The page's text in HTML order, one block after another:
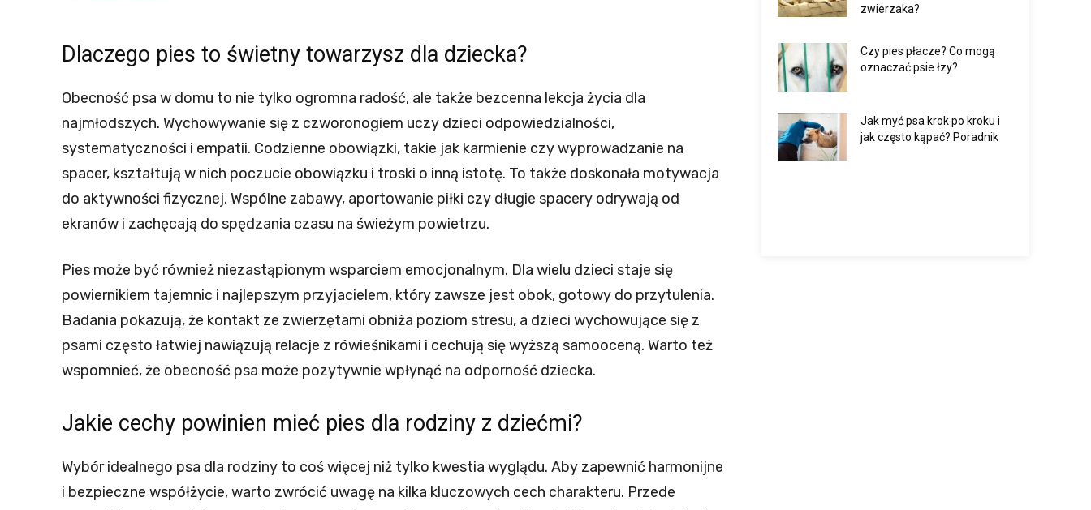
Dlaczego pies to świetny towarzysz dla dziecka?
Obecność psa w domu to nie tylko ogromna radość, ale także bezcenna lekcja życia dla
najmłodszych. Wychowywanie się z czworonogiem uczy dzieci odpowiedzialności,
systematyczności i empatii. Codzienne obowiązki, takie jak karmienie czy wyprowadzanie na
spacer, kształtują w nich poczucie obowiązku i troski o inną istotę. To także doskonała motywacja
do aktywności fizycznej. Wspólne zabawy, aportowanie piłki czy długie spacery odrywają od
ekranów i zachęcają do spędzania czasu na świeżym powietrzu.
Pies może być również niezastąpionym wsparciem emocjonalnym. Dla wielu dzieci staje się
powiernikiem tajemnic i najlepszym przyjacielem, który zawsze jest obok, gotowy do przytulenia.
Badania pokazują, że kontakt ze zwierzętami obniża poziom stresu, a dzieci wychowujące się z
psami często łatwiej nawiązują relacje z rówieśnikami i cechują się wyższą samooceną. Warto też
wspomnieć, że obecność psa może pozytywnie wpłynąć na odporność dziecka.
Jakie cechy powinien mieć pies dla rodziny z dziećmi?
Wybór idealnego psa dla rodziny to coś więcej niż tylko kwestia wyglądu. Aby zapewnić harmonijne
i bezpieczne współżycie, warto zwrócić uwagę na kilka kluczowych cech charakteru. Przede
zwierzaka?
Czy pies płacze? Co mogą
oznaczać psie łzy?
Jak myć psa krok po kroku i
jak często kąpać? Poradnik